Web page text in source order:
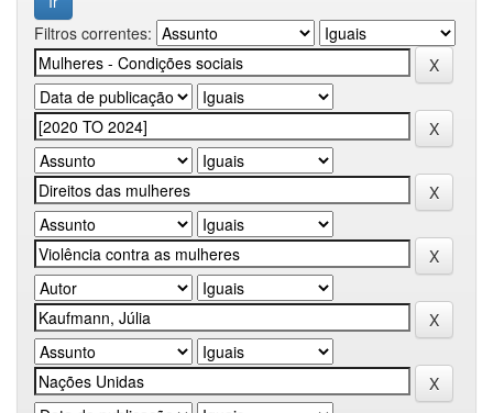
Filtros correntes: